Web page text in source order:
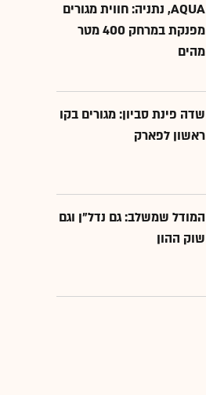
AQUA, נתניה: חווית מגורים
מפנקת במרחק 400 מטר
מהים
שדה פינת סביון: מגורים בקו
ראשון לפארק
המודל שמשלב: גם נדל"ן וגם
שוק ההון